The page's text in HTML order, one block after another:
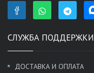
СЛУЖБА ПОДДЕРЖКИ
ДОСТАВКА И ОПЛАТА